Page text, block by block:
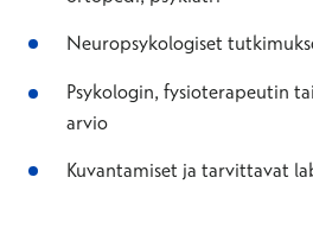
Neuropsykologiset
Psykologin, fysioterapeutin
arvio
Kuvantamiset ja tarvittavat